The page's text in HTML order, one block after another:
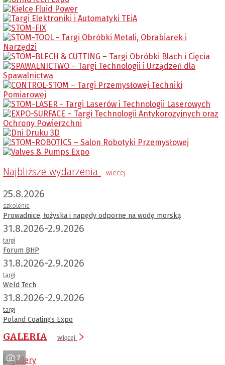
Najbliższe wydarzenia wiecej
25.8.2026
szkolenie
Prowadnice, łożyska i napędy odporne na wodę morską
31.8.2026-2.9.2026
targi
Forum BHP
31.8.2026-2.9.2026
targi
Weld Tech
31.8.2026-2.9.2026
targi
Poland Coatings Expo
GALERIA więcej
7